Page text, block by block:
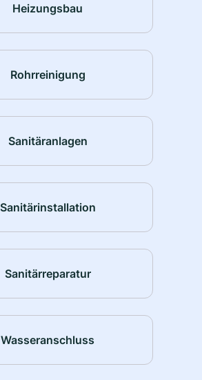
Heizungsbau
Rohrreinigung
Sanitäranlagen
Sanitärinstallation
Sanitärreparatur
Wasseranschluss